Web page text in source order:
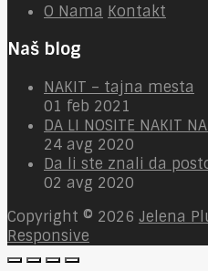
O Nama Kontakt
Naš blog
NAKIT – tajna mesta
01 feb 2021
DA LI NOSITE NAKIT
24 avg 2020
Da li ste znali da
02 avg 2020
Copyright © 2026 Jelena
Responsive